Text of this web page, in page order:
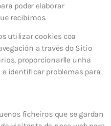
poder elaborar
recibimos.
utilizar cookies coa
a través do Sitio
proporcionarlle unha
identificar problemas para
ficheiros que se gardan